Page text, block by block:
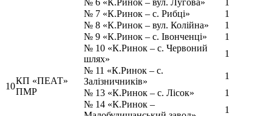
10
КП «ПЕАТ»
ПМР
№ 7 «К.Ринок – с. Рибці»
1
№ 8 «К.Ринок – вул. Колійна»
1
№ 9 «К.Ринок – с. Івонченці»
1
№ 10 «К.Ринок – с. Червоний
шлях»
1
№ 11 «К.Ринок – с.
Залізничників»
1
№ 13 «К.Ринок – с. Лісок»
1
№ 14 «К.Ринок –
1